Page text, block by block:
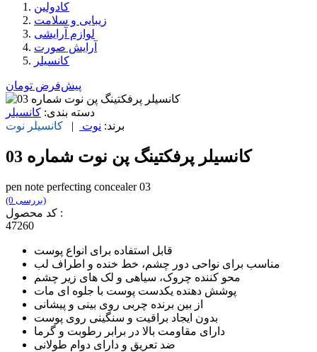
کادولین
زیبایی و سلامت
لوازم آرایشی
آرایش صورت
کانسیلر
پیش‌فرض تومان
دسته بندی: کانسیلر
برند: نوت | کانسیلر نوت
کانسیلر پرفکتینگ پن نوت شماره 03
pen note perfecting concealer 03
(0 بررسی)
کد محصول :
47260
قابل استفاده برای انواع پوست
مناسب برای نواحی دور چشم، خط خنده و اطراف لب
محو کننده چروک، سیاهی و لک های زیر چشم
پوشش دهنده یکدست پوست با جلوه ای مات
از بین برنده چربی روی بینی و پیشانی
بدون ایجاد براقیت و سنگینی روی پوست
دارای مقاومت بالا در برابر رطوبت و گرما
ضد تعریق و دارای دوام طولانی